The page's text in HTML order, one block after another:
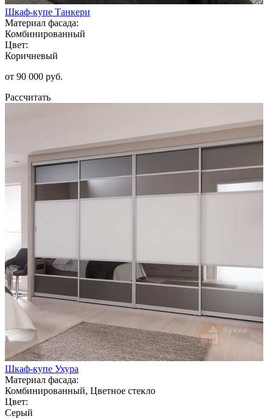
Шкаф-купе Танкери
Материал фасада:
Комбинированный
Цвет:
Коричневый
от 90 000 руб.
Рассчитать
Шкаф-купе Ухура
Материал фасада:
Комбинированный, Цветное стекло
Цвет:
Серый